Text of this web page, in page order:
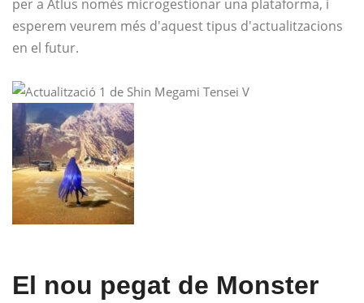
per a Atlus només microgestionar una plataforma, i
esperem veurem més d'aquest tipus d'actualitzacions
en el futur.
El nou pegat de Monster